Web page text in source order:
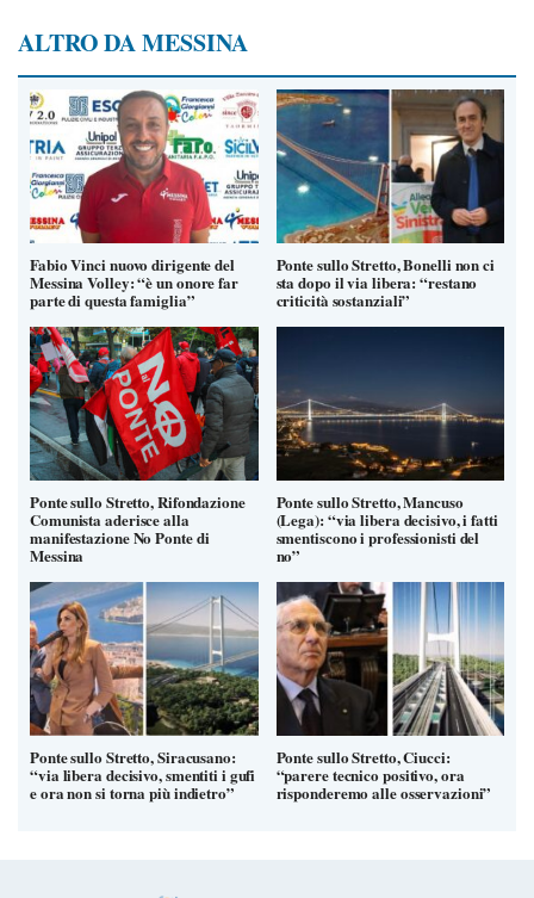
ALTRO DA MESSINA
Fabio Vinci nuovo dirigente del
Messina Volley: “è un onore far
parte di questa famiglia”
Ponte sullo Stretto, Bonelli non ci
sta dopo il via libera: “restano
criticità sostanziali”
Ponte sullo Stretto, Rifondazione
Comunista aderisce alla
manifestazione No Ponte di
Messina
Ponte sullo Stretto, Mancuso
(Lega): “via libera decisivo, i fatti
smentiscono i professionisti del
no”
Ponte sullo Stretto, Siracusano:
“via libera decisivo, smentiti i gufi
e ora non si torna più indietro”
Ponte sullo Stretto, Ciucci:
“parere tecnico positivo, ora
risponderemo alle osservazioni”